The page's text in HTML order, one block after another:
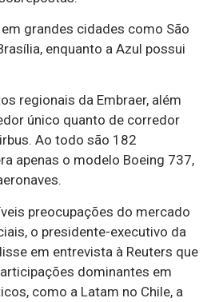
grandes cidades como São
enquanto a Azul possui
regionais da Embraer, além
único quanto de corredor
Ao todo são 182
apenas o modelo Boeing 737,
preocupações do mercado
o presidente-executivo da
em entrevista à Reuters que
dominantes em
como a Latam no Chile, a